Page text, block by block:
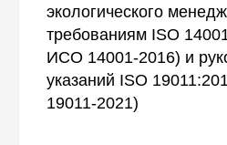
экологического
требованиям ISO
ИСО 14001-2016) и
указаний ISO
19011-2021)